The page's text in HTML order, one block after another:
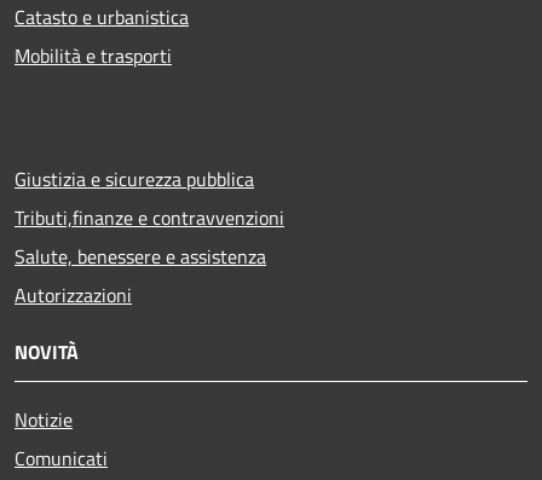
Catasto e urbanistica
Mobilità e trasporti
Giustizia e sicurezza pubblica
Tributi,finanze e contravvenzioni
Salute, benessere e assistenza
Autorizzazioni
NOVITÀ
Notizie
Comunicati